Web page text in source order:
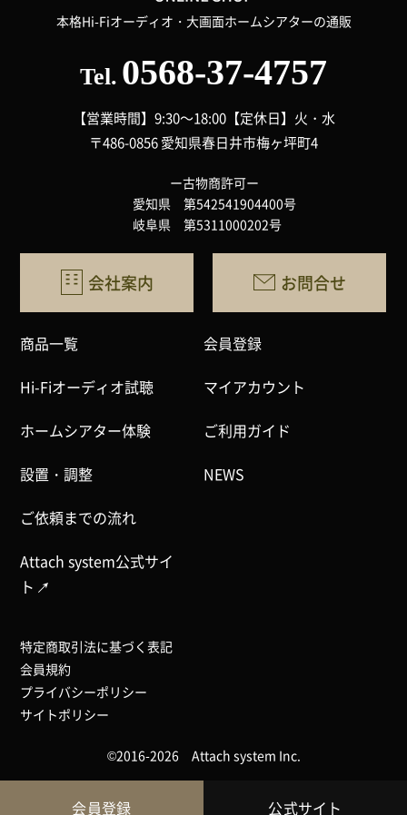
会員登録 公式サイト
本格Hi-Fiオーディオ・大画面ホームシアターの通販
Tel. 0568-37-4757
【営業時間】9:30～18:00【定休日】火・水
〒486-0856 愛知県春日井市梅ヶ坪町4
ー古物商許可ー
愛知県 第542541904400号
岐阜県 第5311000202号
会社案内 お問合せ
商品一覧
Hi-Fiオーディオ試聴
ホームシアター体験
設置・調整
ご依頼までの流れ
Attach system公式サイ
ト
会員登録
マイアカウント
ご利用ガイド
NEWS
特定商取引法に基づく表記
会員規約
プライバシーポリシー
サイトポリシー
©2016-2026 Attach system Inc.